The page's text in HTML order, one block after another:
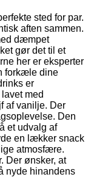
sted for par.
aften sammen.
dæmpet
gør det til et
her er eksperter
forkæle dine
er
med
af vanilje. Der
Den
et udvalg af
en lækker snack
atmosfære.
Der ønsker, at
nyde hinandens